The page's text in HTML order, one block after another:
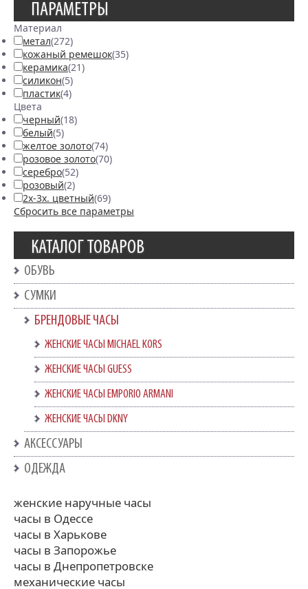
ПАРАМЕТРЫ
Материал
метал(272)
кожаный ремешок(35)
керамика(21)
силикон(5)
пластик(4)
Цвета
черный(18)
белый(5)
желтое золото(74)
розовое золото(70)
серебро(52)
розовый(2)
2х-3х. цветный(69)
Сбросить все параметры
КАТАЛОГ ТОВАРОВ
ОБУВЬ
СУМКИ
БРЕНДОВЫЕ ЧАСЫ
ЖЕНСКИЕ ЧАСЫ MICHAEL KORS
ЖЕНСКИЕ ЧАСЫ GUESS
ЖЕНСКИЕ ЧАСЫ EMPORIO ARMANI
ЖЕНСКИЕ ЧАСЫ DKNY
АКСЕССУАРЫ
ОДЕЖДА
женские наручные часы
часы в Одессе
часы в Харькове
часы в Запорожье
часы в Днепропетровске
механические часы